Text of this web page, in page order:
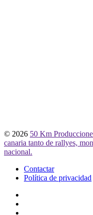
© 2026 50 Km
canaria tanto de rallyes,
nacional.
Contactar
Política de privacidad